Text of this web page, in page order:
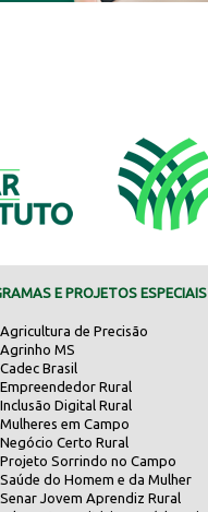
E PROJETOS ESPECIAIS
Agricultura de Precisão
Agrinho MS
Cadec Brasil
Empreendedor Rural
Inclusão Digital Rural
Mulheres em Campo
Negócio Certo Rural
Projeto Sorrindo no Campo
Saúde do Homem e da Mulher
Senar Jovem Aprendiz Rural